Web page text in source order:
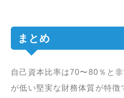
まとめ
自己資本比率は70〜80％と
が低い堅実な財務体質が特徴